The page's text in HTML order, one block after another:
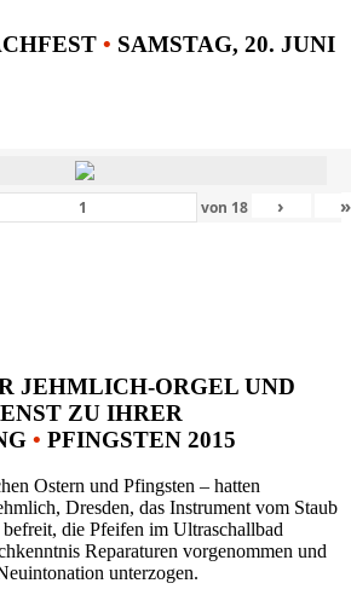
• SAMSTAG, 20. JUNI
von 18 › »
JEHMLICH-ORGEL UND
ZU IHRER
• PFINGSTEN 2015
Ostern und Pfingsten – hatten
Dresden, das Instrument vom Staub
befreit, die Pfeifen im Ultraschallbad
Reparaturen vorgenommen und
unterzogen.